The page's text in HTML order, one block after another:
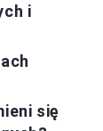
i
się